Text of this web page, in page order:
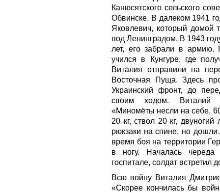
Канюсятского сельского
Обвинске. В далеком 1941
Яковлевич, который домой
под Ленинградом. В 1943
лет, его забрали в
учился в Кунгуре, где
Виталия отправили на
Восточная Пуща. Здесь
Украинский фронт, до
своим ходом. Виталий
«Миномёты несли на себе,
20 кг, ствол 20 кг,
рюкзаки на спине, но
время боя на территории
в ногу. Началась череда
госпитале, солдат встретил
Всю войну Виталия
«Скорее кончилась бы